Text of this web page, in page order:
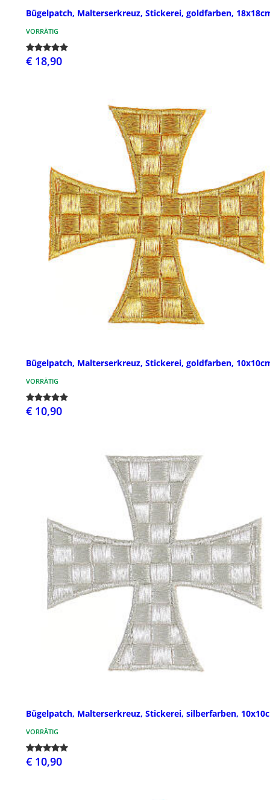
Bügelpatch, Malterserkreuz, Stickerei, goldfarben,
VORRÄTIG
€ 18,90
Bügelpatch, Malterserkreuz, Stickerei, goldfarben,
VORRÄTIG
€ 10,90
Bügelpatch, Malterserkreuz, Stickerei, silberfarben,
VORRÄTIG
€ 10,90